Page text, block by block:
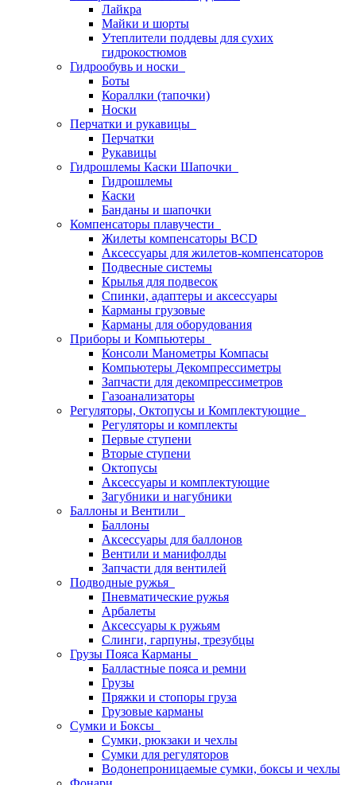
Лайкра
Майки и шорты
Утеплители поддевы для сухих
гидрокостюмов
Гидрообувь и носки
Боты
Кораллки (тапочки)
Носки
Перчатки и рукавицы
Перчатки
Рукавицы
Гидрошлемы Каски Шапочки
Гидрошлемы
Каски
Банданы и шапочки
Компенсаторы плавучести
Жилеты компенсаторы BCD
Аксессуары для жилетов-компенсаторов
Подвесные системы
Крылья для подвесок
Спинки, адаптеры и аксессуары
Карманы грузовые
Карманы для оборудования
Приборы и Компьютеры
Консоли Манометры Компасы
Компьютеры Декомпрессиметры
Запчасти для декомпрессиметров
Газоанализаторы
Регуляторы, Октопусы и Комплектующие
Регуляторы и комплекты
Первые ступени
Вторые ступени
Октопусы
Аксессуары и комплектующие
Загубники и нагубники
Баллоны и Вентили
Баллоны
Аксессуары для баллонов
Вентили и манифолды
Запчасти для вентилей
Подводные ружья
Пневматические ружья
Арбалеты
Аксессуары к ружьям
Слинги, гарпуны, трезубцы
Грузы Пояса Карманы
Балластные пояса и ремни
Грузы
Пряжки и стопоры груза
Грузовые карманы
Сумки и Боксы
Сумки, рюкзаки и чехлы
Сумки для регуляторов
Водонепроницаемые сумки, боксы и чехлы